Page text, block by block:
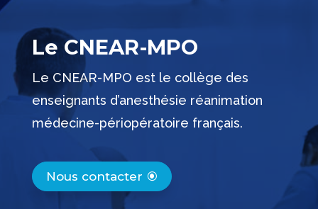
Le CNEAR-MPO
Le CNEAR-MPO est le collège des
enseignants d’anesthésie réanimation
médecine-périopératoire français.
Nous contacter